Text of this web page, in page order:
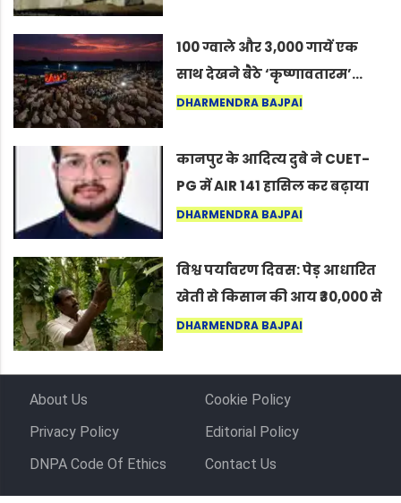
100 ग्वाले और 3,000 गायें एक
साथ देखने बैठे ‘कृष्णावतारम’…
नागपुर में दिखा ऐसा नज़ारा कि
कर सकते हैं”
DHARMENDRA BAJPAI
कानपुर के आदित्य दुबे ने CUET-
PG में AIR 141 हासिल कर बढ़ाया
शहर का मान
DHARMENDRA BAJPAI
विश्व पर्यावरण दिवस: पेड़ आधारित
खेती से किसान की आय ₹30,000 से
बढ़कर ₹3 लाख प्रति एकड़ हुई
DHARMENDRA BAJPAI
About Us
Cookie Policy
Privacy Policy
Editorial Policy
DNPA Code Of Ethics
Contact Us